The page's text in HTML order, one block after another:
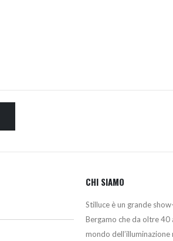
CHI SIAMO
Stilluce è un grande
Bergamo che da oltre 40
mondo dell’illuminazione